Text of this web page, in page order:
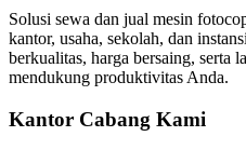
Solusi sewa dan jual mesin
kantor, usaha, sekolah, dan
berkualitas, harga bersaing, serta
mendukung produktivitas Anda.
Kantor Cabang Kami